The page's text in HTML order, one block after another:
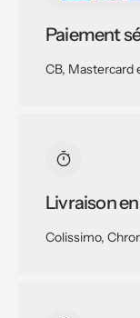
Paiement
CB, Mastercard
Livraison
Colissimo,